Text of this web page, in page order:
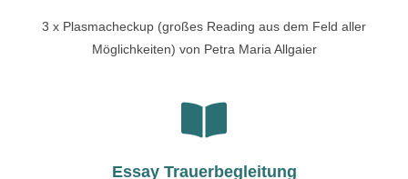
3 x Plasmacheckup (großes Reading aus dem Feld aller
Möglichkeiten) von Petra Maria Allgaier
Essay Trauerbegleitung